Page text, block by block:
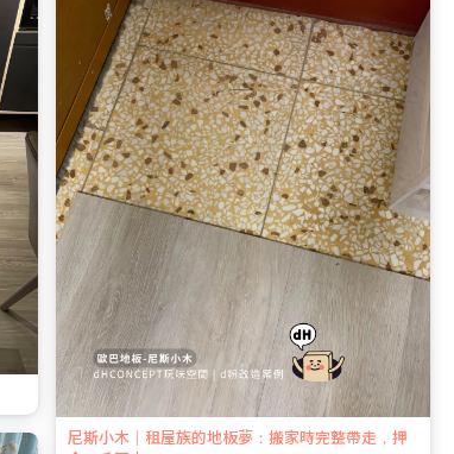
尼斯小木｜租屋族的地板夢：搬家時完整帶走，押